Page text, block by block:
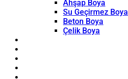
Ahşap Boya
Su Geçirmez Boya
Beton Boya
Çelik Boya